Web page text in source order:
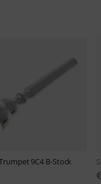
9C4 B-Stock